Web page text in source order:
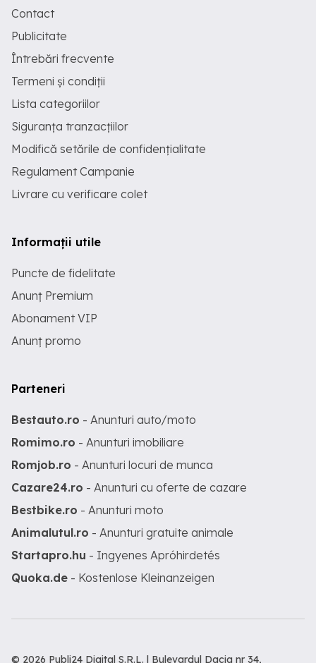
Contact
Publicitate
Întrebări frecvente
Termeni și condiții
Lista categoriilor
Siguranța tranzacțiilor
Modifică setările de confidențialitate
Regulament Campanie
Livrare cu verificare colet
Informații utile
Puncte de fidelitate
Anunț Premium
Abonament VIP
Anunț promo
Parteneri
Bestauto.ro - Anunturi auto/moto
Romimo.ro - Anunturi imobiliare
Romjob.ro - Anunturi locuri de munca
Cazare24.ro - Anunturi cu oferte de cazare
Bestbike.ro - Anunturi moto
Animalutul.ro - Anunturi gratuite animale
Startapro.hu - Ingyenes Apróhirdetés
Quoka.de - Kostenlose Kleinanzeigen
© 2026 Publi24 Digital S.R.L. | Bulevardul Dacia nr 34,